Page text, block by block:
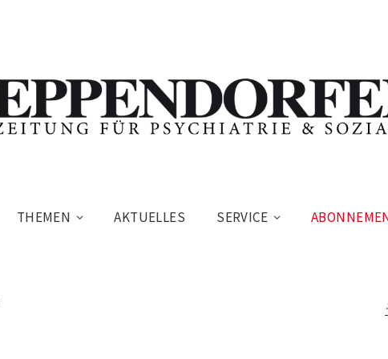
THEMEN AKTUELLES SERVICE